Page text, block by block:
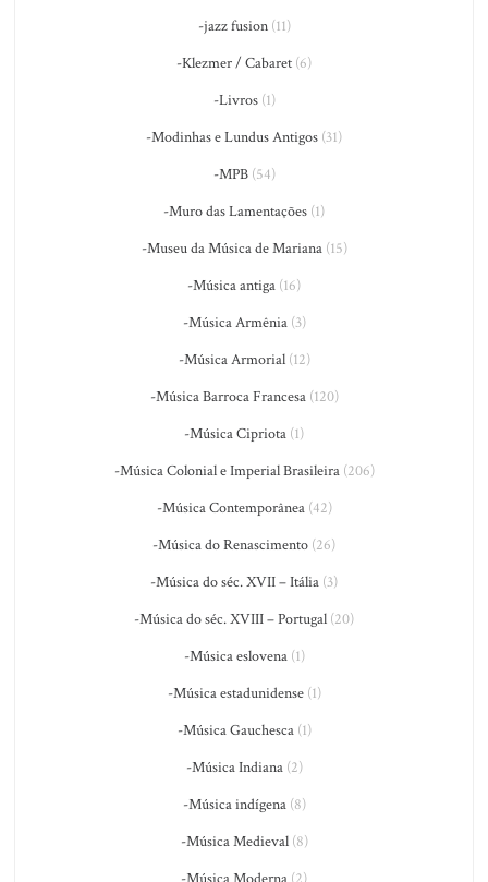
-jazz fusion(11)
-Klezmer / Cabaret (6)
-Livros(1)
-Modinhas e Lundus Antigos (31)
-MPB(54)
-Muro das Lamentações (1)
-Museu da Música de Mariana(15)
-Música antiga (16)
-Música Armênia(3)
-Música Armorial(12)
-Música Barroca Francesa(120)
-Música Cipriota (1)
-Música Colonial e Imperial Brasileira(206)
-Música Contemporânea(42)
-Música do Renascimento (26)
-Música do séc. XVII – Itália (3)
-Música do séc. XVIII – Portugal (20)
-Música eslovena(1)
-Música estadunidense(1)
-Música Gauchesca(1)
-Música Indiana(2)
-Música indígena(8)
-Música Medieval(8)